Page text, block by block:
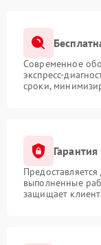
Современное
экспресс-
сроки,
выполненные
защищает